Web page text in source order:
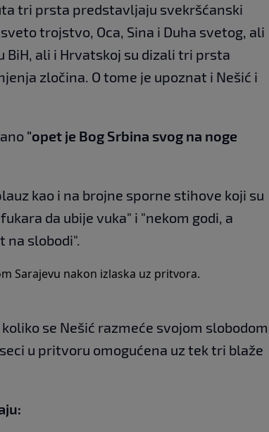
tri prsta predstavljaju svekršćanski
trojstvo, Oca, Sina i Duha svetog, ali
ali i Hrvatskoj su dizali tri prsta
zločina. O tome je upoznat i Nešić i
"opet je Bog Srbina svog na noge
kao i na brojne sporne stihove koji su
da ubije vuka" i "nekom godi, a
na slobodi".
Sarajevu nakon izlaska uz pritvora.
se Nešić razmeće svojom slobodom
u pritvoru omogućena uz tek tri blaže